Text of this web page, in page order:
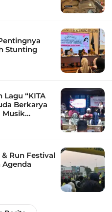
Stunting
“KITA
Berkarya
Musik
Run Festival
Agenda